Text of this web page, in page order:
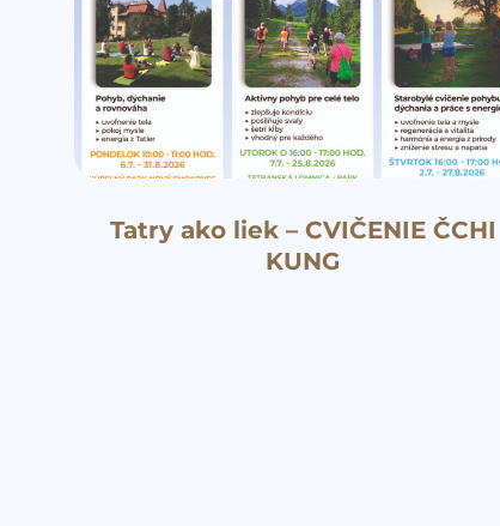
Tatry ako liek – CVIČENIE ČCHI
KUNG